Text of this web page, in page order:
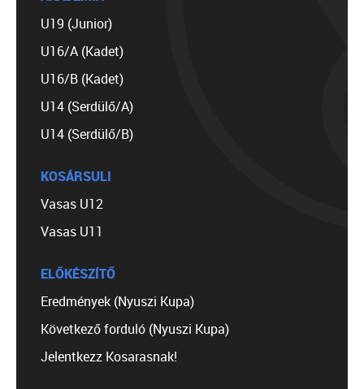
U19 (Junior)
U16/A (Kadet)
U16/B (Kadet)
U14 (Serdülő/A)
U14 (Serdülő/B)
KOSÁRSULI
Vasas U12
Vasas U11
ELŐKÉSZÍTŐ
Eredmények (Nyuszi Kupa)
Következő forduló (Nyuszi Kupa)
Jelentkezz Kosarasnak!